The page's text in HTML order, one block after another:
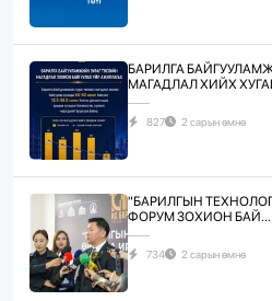
БАРИЛГА
МАГАДЛАЛ ХИЙХ
827 2 сарын өмнө
"БАРИЛГЫН
ФОРУМ ЗОХИОН БАЙ...
734 2 сарын өмнө